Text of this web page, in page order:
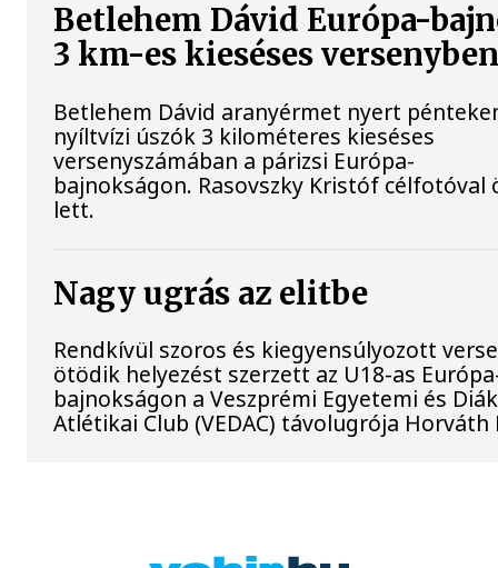
Betlehem Dávid Európa-
3 km-es kieséses
Betlehem Dávid aranyérmet nyert
nyíltvízi úszók 3 kilométeres kieséses
versenyszámában a párizsi Európa-
bajnokságon. Rasovszky Kristóf célfotóval
lett.
Nagy ugrás az elitbe
Rendkívül szoros és kiegyensúlyozott
ötödik helyezést szerzett az U18-as
bajnokságon a Veszprémi Egyetemi és Diák
Atlétikai Club (VEDAC) távolugrója